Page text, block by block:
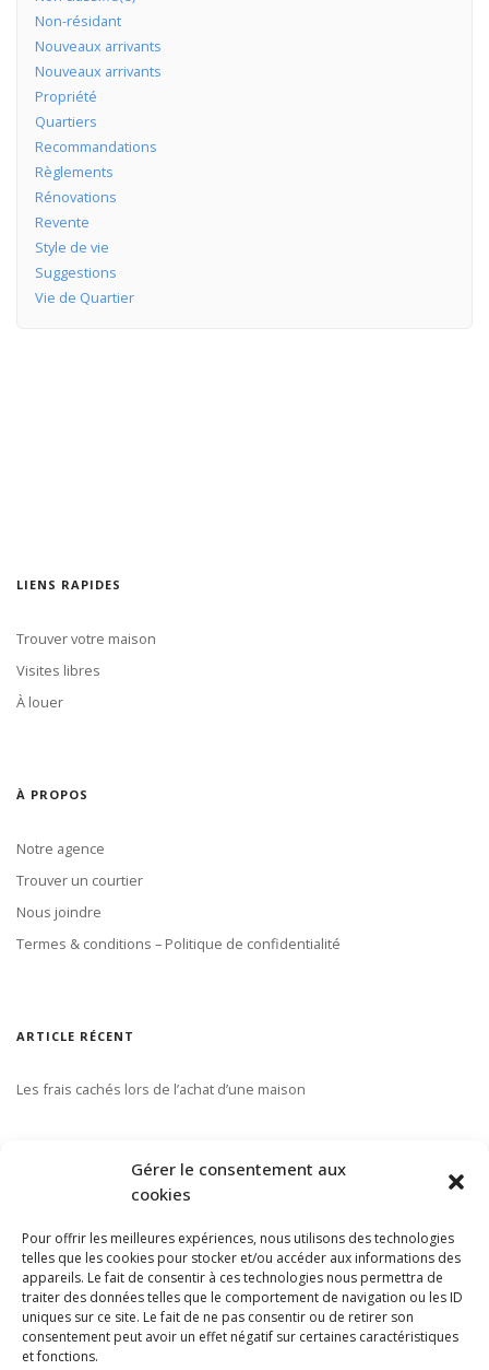
Gérer le consentement aux
cookies
Pour offrir les meilleures expériences, nous utilisons des technologies
telles que les cookies pour stocker et/ou accéder aux informations des
appareils. Le fait de consentir à ces technologies nous permettra de
traiter des données telles que le comportement de navigation ou les ID
uniques sur ce site. Le fait de ne pas consentir ou de retirer son
consentement peut avoir un effet négatif sur certaines caractéristiques
et fonctions.
Non-résidant
Nouveaux arrivants
Nouveaux arrivants
Propriété
Quartiers
Recommandations
Règlements
Rénovations
Revente
Style de vie
Suggestions
Vie de Quartier
LIENS RAPIDES
Trouver votre maison
Visites libres
À louer
À PROPOS
Notre agence
Trouver un courtier
Nous joindre
Termes & conditions – Politique de confidentialité
ARTICLE RÉCENT
Les frais cachés lors de l’achat d’une maison